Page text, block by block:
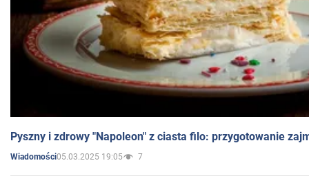
Pyszny i zdrowy "Napoleon" z ciasta filo: przygotowanie
Wiadomości05.03.2025 19:05 7